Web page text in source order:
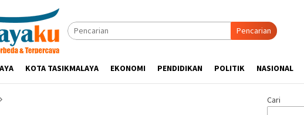
Pencarian
KOTA TASIKMALAYA EKONOMI PENDIDIKAN POLITIK NASIONAL
Cari